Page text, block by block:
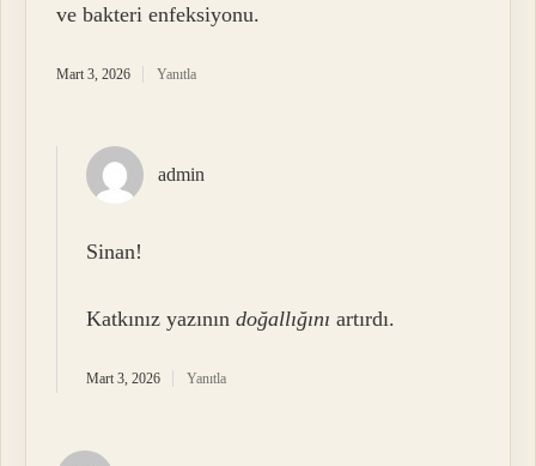
ve bakteri enfeksiyonu.
Mart 3, 2026 Yanıtla
admin
Sinan!
Katkınız yazınındoğallığını artırdı.
Mart 3, 2026 Yanıtla